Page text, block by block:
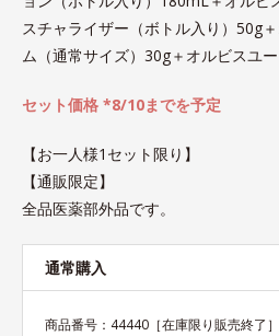
スチャライザー（ボトル入り）50g
ム（通常サイズ）30g＋オルビスユ
セット価格 *8/10までを予定
【お一人様1セット限り】
【通販限定】
全品医薬部外品です。
通常購入
商品番号： 44440 ［在庫限り販売終了］